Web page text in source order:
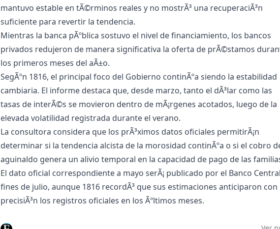
mantuvo estable en tÃ©rminos reales y no mostrÃ³ una recuperaciÃ³n
suficiente para revertir la tendencia.
Mientras la banca pÃºblica sostuvo el nivel de financiamiento, los bancos
privados redujeron de manera significativa la oferta de prÃ©stamos
los primeros meses del aÃ±o.
SegÃºn 1816, el principal foco del Gobierno continÃºa siendo la estabilidad
cambiaria. El informe destaca que, desde marzo, tanto el dÃ³lar como las
tasas de interÃ©s se movieron dentro de mÃ¡rgenes acotados, luego de la
elevada volatilidad registrada durante el verano.
La consultora considera que los prÃ³ximos datos oficiales permitirÃ¡n
determinar si la tendencia alcista de la morosidad continÃºa o si el cobro
aguinaldo genera un alivio temporal en la capacidad de pago de las
El dato oficial correspondiente a mayo serÃ¡ publicado por el Banco
fines de julio, aunque 1816 recordÃ³ que sus estimaciones anticiparon con
precisiÃ³n los registros oficiales en los Ãºltimos meses.